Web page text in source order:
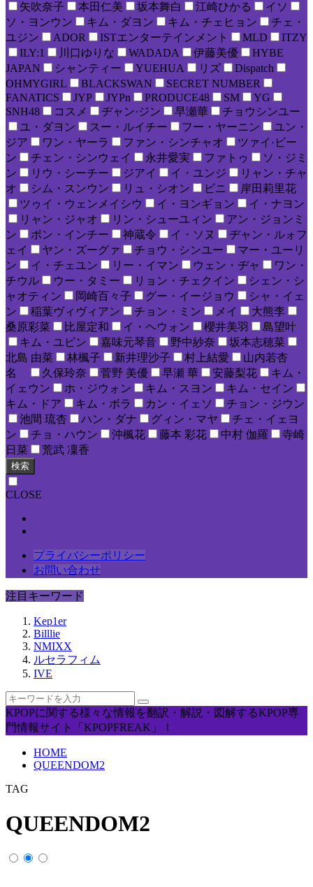
矢吹奈子
本田仁美 坂本舞白 江崎ひかる
イソ
ソ・ヨンウン
キム・ダヨン キム・チェヒョン
チェ・
ユジン
ADOR ISTエンターテインメント MLD
ITZY
ILY:1
川口ゆりな WADADA 伊藤美優
HYBE
JAPAN
シャンティー YUEHUA リズ
Dispatch
OHMYGIRL
BLACKSWAN
SECRET NUMBER
FANATICS
JYP JYPn PRODUCE48 SM
YG
SNH48
コスメ ヂャン·ジン 早瀬華
チョウシンユー
ユ・ダヨン
スー・ルイチー フー・ヤーニン
ユン・
ジア
ワン・ヤーラ ファン・シンチャオ
ツァイ·ビー
ン
チェン・シンウェイ 永井愛実 ファトゥ
ソ・ジミ
ン
リウ・シーチー ジアイ イ・ユンジ
リャン・チャ
オ
シム・スンウン リュ・シオン ビニ
岸田莉里花
ツゥイ・ウェンメイシウ
イ・ヨンギョン
イ・ナヨン
リャン・ジャオ
リン・シューユィン
アン・ジョンミ
ン
ポン・インチー 神蔵令 イ・ソヌ
ヂャン・ルォフ
ェイ
ヤン・ズーグァ チョウ・シンユー
マー・ユーリ
ン
イ・チェユン リー・イマン ウェン・ヂャ
ワン・
チウル
ウー・タミー リョン・チェクイン
シェン・シ
ャオティン
岡崎百々子 グー・イージョウ
シャ・イェ
ン
稲葉ヴィヴィアン チョン・ミン メイ
大熊李
桑原彩菜
比屋定和 イ・ヘウォン 櫻井美羽
島望叶
キム・ユビン
嘉味元琴音 野中紗奈
坂本志穂菜
北島 由菜
林楓子 新井理沙子 村上結愛
山内若杏
名
久保玲奈 菅野 美優 早瀬 華 安藤梨花
キム・
イェウン
ホ・ジウォン キム・スヨン
キム・セイン
キム・ドア
キム・ボラ カン・イェソ
チョン・ジウン
池間 琉杏
ハン・ダナ グィン・マヤ
チェ・イェヨ
ン
チョ・ハウン 沖楓花 藤本 彩花 中村 伽羅
寺崎
日菜
荒武 凜香
検索
CLOSE
プライバシーポリシー
お問い合わせ
注目キーワード
Kep1er
Billlie
NMIXX
ルセラフィム
IVE
KPOPに関する様々な情報を翻訳・解説・図解するKPOP専
門情報サイト「KPOPFREAK」！
HOME
QUEENDOM2
TAG
QUEENDOM2